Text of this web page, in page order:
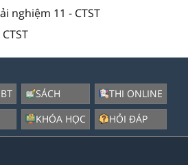
nghiệm 11 - CTST
SÁCH
KHÓA HỌC
THI ONLINE
HỎI ĐÁP